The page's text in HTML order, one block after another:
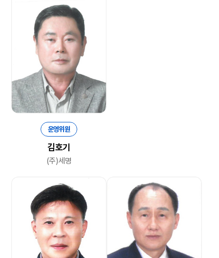
운영위원
김호기
(주)세명